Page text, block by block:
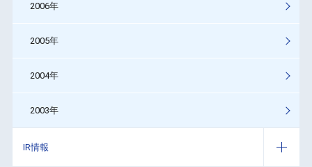
2006年
2005年
2004年
2003年
IR情報